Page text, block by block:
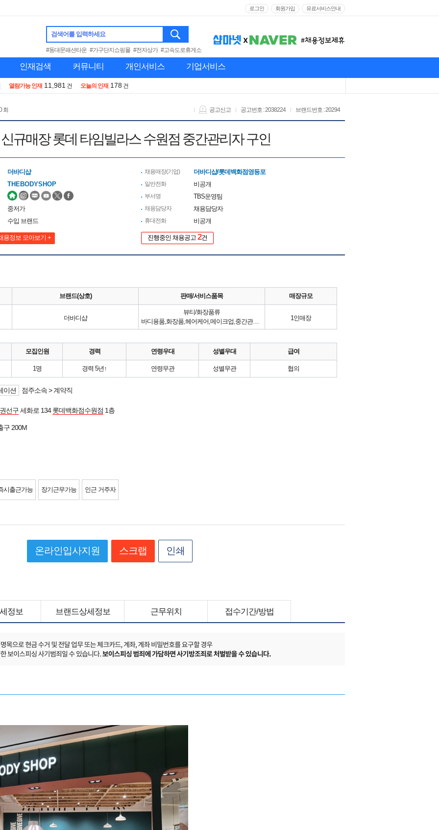
로그인 회원가입 유료서비스안내
검색어를 입력하세요
#동대문패션타운 #가구단지쇼핑몰 #전자상가 #고속도로휴게소
인재검색 커뮤니티 개인서비스 기업서비스
열람가능 인재 11,981 건 오늘의 인재 178 건
회 브랜드번호 : 20294
공고번호 : 2038224
공고신고
규매장 롯데 타임빌라스 수원점 중간관리자 구인
더바디샵
THEBODYSHOP
중저가
수입 브랜드
용정보 모아보기 +
채용매장(기업) 더바디샵/롯데백화점영등포
일반전화 비공개
부서명 TBS운영팀
채용담당자 채용담당자
휴대전화 비공개
진행중인 채용공고 2건
브랜드(상호) 판매/서비스품목 매장규모
더바디샵
뷰티/화장품류
바디용품,화장품,헤어케어,메이크업,중간관리,더바디샵
1인매장
모집인원 경력 연령우대 성별우대 급여
1명 경력 5년↑ 연령무관 성별무관 협의
이션 점주소속 > 계약직
선구세화로 134롯데백화점수원점 1층
구 200M
시출근가능 장기근무가능 인근 거주자
온라인입사지원 스크랩 인쇄
정보 브랜드상세정보 근무위치 접수기간/방법